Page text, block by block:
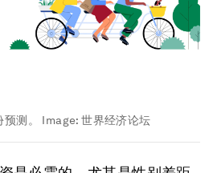
测。 Image:世界经济论坛